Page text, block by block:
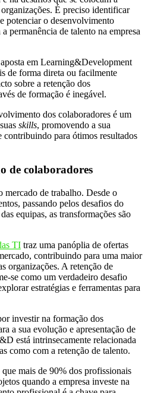
É preciso identificar
potenciar o desenvolvimento
permanência de talento na empresa
em Learning&Development
de forma direta ou facilmente
sobre a retenção dos
de formação é inegável.
dos colaboradores é um
skills, promovendo a sua
contribuindo para ótimos resultados
de colaboradores
mercado de trabalho. Desde o
passando pelos desafios do
equipas, as transformações são
TI traz uma panóplia de ofertas
contribuindo para uma maior
organizações. A retenção de
se como um verdadeiro desafio
estratégias e ferramentas para
investir na formação dos
a sua evolução e apresentação de
está intrinsecamente relacionada
como com a retenção de talento.
mais de 90% dos profissionais
quando a empresa investe na